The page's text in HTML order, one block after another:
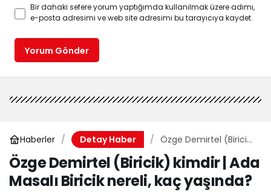
Bir dahaki sefere yorum yaptığımda kullanılmak üzere adımı,
e-posta adresimi ve web site adresimi bu tarayıcıya kaydet.
Yorum Gönder
Haberler Detay Haber
Özge Demirtel (Biricik)
kimdir | Ada Masalı
Biricik nereli, kaç
yaşında?
Özge Demirtel (Biricik) kimdir | Ada
Masalı Biricik nereli, kaç yaşında?